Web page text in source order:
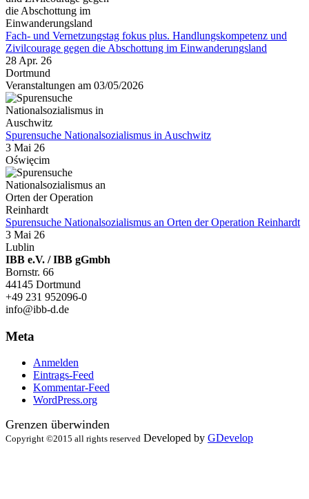
Fach- und Vernetzungstag fokus plus. Handlungskompetenz und
Zivilcourage gegen die Abschottung im Einwanderungsland
28 Apr. 26
Dortmund
Veranstaltungen am 03/05/2026
Spurensuche Nationalsozialismus in Auschwitz
3 Mai 26
Oświęcim
Spurensuche Nationalsozialismus an Orten der Operation Reinhardt
3 Mai 26
Lublin
IBB e.V. / IBB gGmbh
Bornstr. 66
44145 Dortmund
+49 231 952096-0
info@ibb-d.de
Meta
Anmelden
Eintrags-Feed
Kommentar-Feed
WordPress.org
Grenzen überwinden
Copyright ©2015 all rights reserved Developed by GDevelop